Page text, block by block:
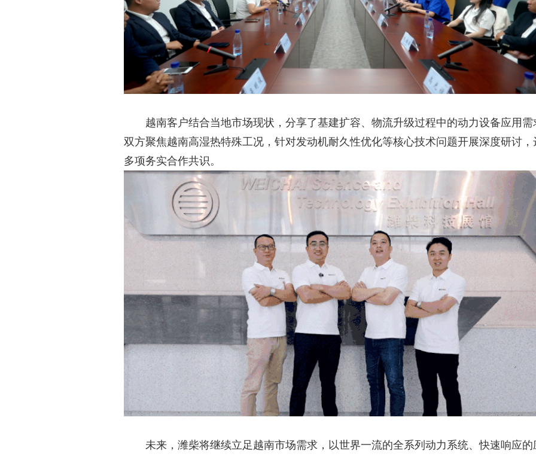
越南客户结合当地市场现状，分享了基建扩容、物流升级过程中的动力设备应用需
双方聚焦越南高湿热特殊工况，针对发动机耐久性优化等核心技术问题开展深度研讨，
多项务实合作共识。
未来，潍柴将继续立足越南市场需求，以世界一流的全系列动力系统、快速响应的